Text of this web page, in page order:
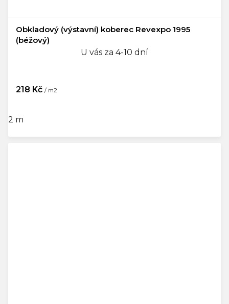
Obkladový (výstavní) koberec Revexpo 1995
(béžový)
U vás za 4-10 dní
218 Kč / m2
2 m